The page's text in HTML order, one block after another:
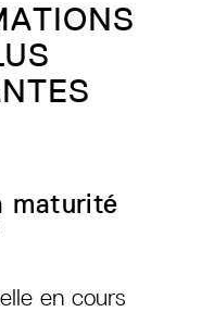
maturité
en cours